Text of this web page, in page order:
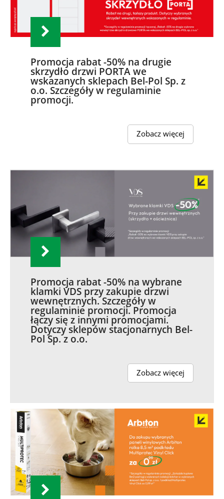
Promocja rabat -50% na drugie
skrzydło drzwi PORTA we
wskazanych sklepach Bel-Pol Sp. z
o.o. Szczegóły w regulaminie
promocji.
Zobacz więcej
Promocja rabat -50% na wybrane
klamki VDS przy zakupie drzwi
wewnętrznych. Szczegóły w
regulaminie promocji. Promocja
łączy się z innymi promocjami.
Dotyczy sklepów stacjonarnych Bel-
Pol Sp. z o.o.
Zobacz więcej